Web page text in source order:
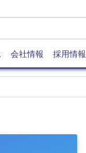
会社情報 採用情報